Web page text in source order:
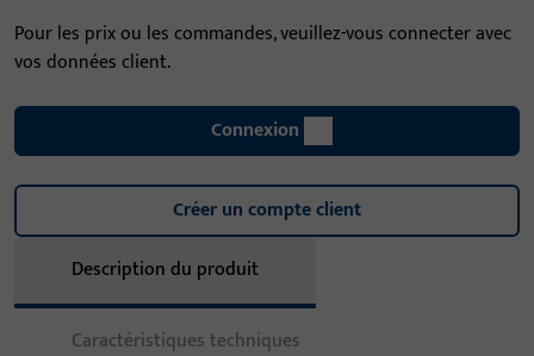
Pour les prix ou les commandes, veuillez-vous connecter avec
vos données client.
Connexion
Créer un compte client
Description du produit
Caractéristiques techniques